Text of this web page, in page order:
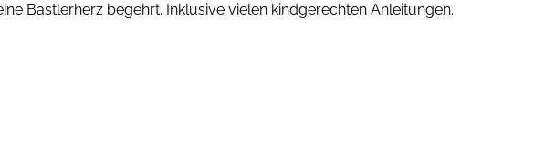
Bastlerherz begehrt. Inklusive vielen kindgerechten Anleitungen.